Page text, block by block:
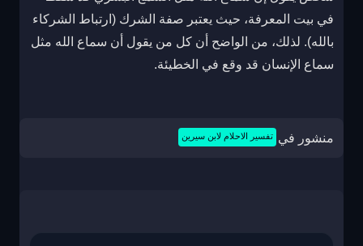
في بيت المعرفة، حيث يعتبر صفة الشرك (ارتباط الشركاء
بالله). لذلك، من الواضح أن كل من يقول أن سماع الله مثل
سماع الإنسان قد وقع في الخطيئة.
منشور في تفسير الاحلام لابن سيرين